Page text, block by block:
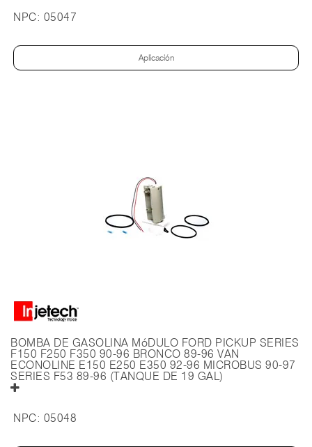
NPC: 05047
Aplicación
BOMBA DE GASOLINA MóDULO FORD PICKUP SERIES
F150 F250 F350 90-96 BRONCO 89-96 VAN
ECONOLINE E150 E250 E350 92-96 MICROBUS 90-97
SERIES F53 89-96 (TANQUE DE 19 GAL)
NPC: 05048